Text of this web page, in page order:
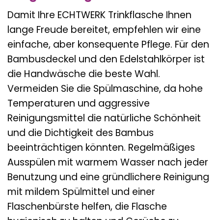
Damit Ihre ECHTWERK Trinkflasche Ihnen
lange Freude bereitet, empfehlen wir eine
einfache, aber konsequente Pflege. Für den
Bambusdeckel und den Edelstahlkörper ist
die Handwäsche die beste Wahl.
Vermeiden Sie die Spülmaschine, da hohe
Temperaturen und aggressive
Reinigungsmittel die natürliche Schönheit
und die Dichtigkeit des Bambus
beeinträchtigen könnten. Regelmäßiges
Ausspülen mit warmem Wasser nach jeder
Benutzung und eine gründlichere Reinigung
mit mildem Spülmittel und einer
Flaschenbürste helfen, die Flasche